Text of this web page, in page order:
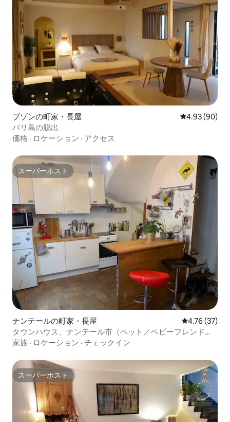
ブゾンの町家・長屋 レビュー90
4.93 (90)
バリ島の脱出
価格 · ロケーション · アクセス
スーパーホスト
スーパーホスト
ナンテールの町家・長屋 レビュー37
4.76 (37)
タウンハウス、ナンテール市（ペット／ベビーフレンドリ
ー）
家族 · ロケーション · チェックイン
スーパーホスト
スーパーホスト